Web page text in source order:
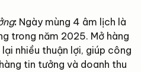
: Ngày mùng 4 âm lịch là
trong năm 2025. Mở hàng
nhiều thuận lợi, giúp công
tin tưởng và doanh thu